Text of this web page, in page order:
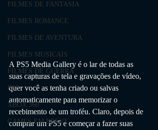
FILMES DE FANTASIA
FILMES ROMANCE
FILMES DE AVENTURA
FILMES MUSICAIS
FILMES DE GUERRA
PS3
XBOX 360
GAMES EM BREVE
A PS5 Media Gallery é o lar de todas as
suas capturas de tela e gravações de vídeo,
quer você as tenha criado ou salvas
automaticamente para memorizar o
recebimento de um troféu. Claro, depois de
comprar um PS5 e começar a fazer suas